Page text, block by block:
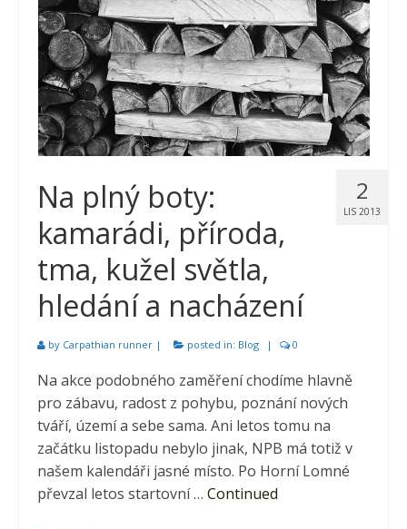
2
LIS 2013
Na plný boty:
kamarádi, příroda,
tma, kužel světla,
hledání a nacházení
by Carpathian runner | posted in: Blog | 0
Na akce podobného zaměření chodíme hlavně
pro zábavu, radost z pohybu, poznání nových
tváří, území a sebe sama. Ani letos tomu na
začátku listopadu nebylo jinak, NPB má totiž v
našem kalendáři jasné místo. Po Horní Lomné
převzal letos startovní … Continued